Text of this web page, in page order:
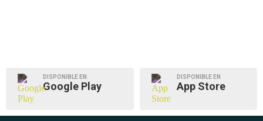
DISPONIBLE EN
Google Play
DISPONIBLE EN
App Store